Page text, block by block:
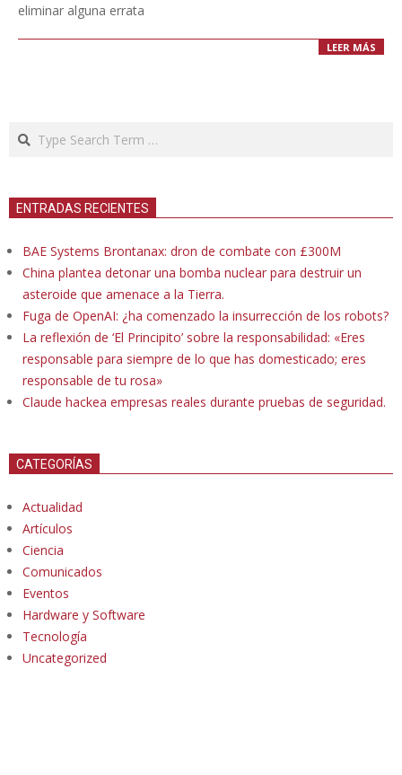
eliminar alguna errata
LEER MÁS
Search
ENTRADAS RECIENTES
BAE Systems Brontanax: dron de combate con £300M
China plantea detonar una bomba nuclear para destruir un
asteroide que amenace a la Tierra.
Fuga de OpenAI: ¿ha comenzado la insurrección de los robots?
La reflexión de ‘El Principito’ sobre la responsabilidad: «Eres
responsable para siempre de lo que has domesticado; eres
responsable de tu rosa»
Claude hackea empresas reales durante pruebas de seguridad.
CATEGORÍAS
Actualidad
Artículos
Ciencia
Comunicados
Eventos
Hardware y Software
Tecnología
Uncategorized